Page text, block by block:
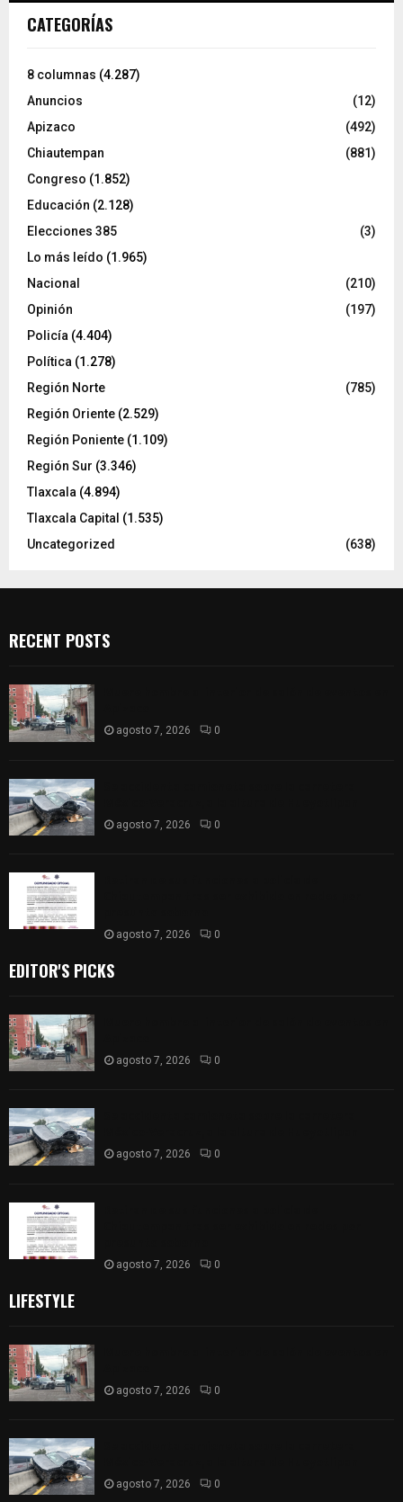
CATEGORÍAS
8 columnas (4.287)
Anuncios
(12)
Apizaco
(492)
Chiautempan
(881)
Congreso (1.852)
Educación (2.128)
Elecciones 385
(3)
Lo más leído (1.965)
Nacional
(210)
Opinión
(197)
Policía (4.404)
Política (1.278)
Región Norte
(785)
Región Oriente (2.529)
Región Poniente (1.109)
Región Sur (3.346)
Tlaxcala (4.894)
Tlaxcala Capital (1.535)
Uncategorized
(638)
RECENT POSTS
agosto 7, 2026 0
agosto 7, 2026 0
agosto 7, 2026 0
EDITOR'S PICKS
agosto 7, 2026 0
agosto 7, 2026 0
agosto 7, 2026 0
LIFESTYLE
agosto 7, 2026 0
agosto 7, 2026 0